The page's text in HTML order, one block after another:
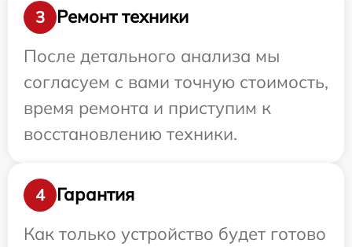
3
Ремонт техники
После детального анализа мы
согласуем с вами точную стоимость,
время ремонта и приступим к
восстановлению техники.
4
Гарантия
Как только устройство будет готово